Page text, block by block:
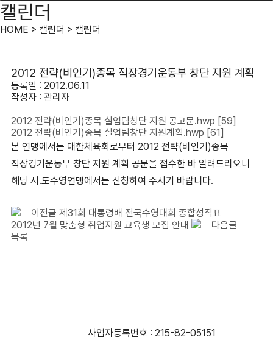
캘린더
HOME > 캘린더 > 캘린더
2012 전략(비인기)종목 직장경기운동부 창단 지원 계획
등록일 : 2012.06.11
작성자 : 관리자
2012 전략(비인기)종목 실업팀창단 지원 공고문.hwp [59]
2012 전략(비인기)종목 실업팀창단 지원계획.hwp [61]
본 연맹에서는 대한체육회로부터 2012 전략(비인기)종목
직장경기운동부 창단 지원 계획 공문을 접수한 바 알려드리오니
해당 시.도수영연맹에서는 신청하여 주시기 바랍니다.
이전글 제31회 대통령배 전국수영대회 종합성적표
2012년 7월 맞춤형 취업지원 교육생 모집 안내
다음글
목록
사업자등록번호 : 215-82-05151